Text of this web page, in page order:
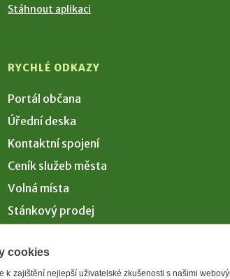
Stáhnout aplikaci
RYCHLÉ ODKAZY
Portál občana
Úřední deska
Kontaktní spojení
Ceník služeb města
Volná místa
Stánkový prodej
cookies
k zajištění nejlepší uživatelské zkušenosti s našimi